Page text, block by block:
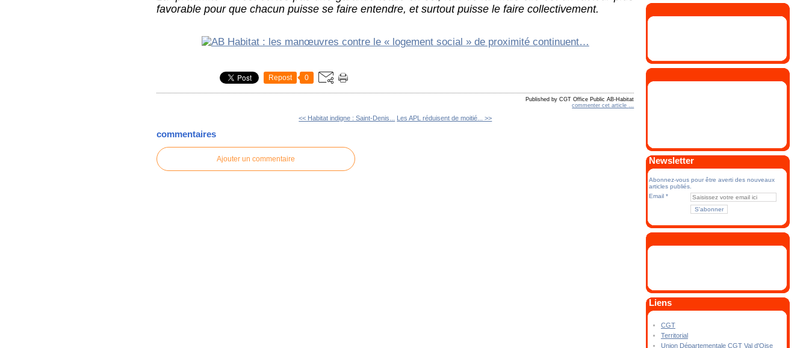
favorable pour que chacun puisse se faire entendre, et surtout puisse le faire collectivement.
Repost 0
Published by CGT Office Public AB-Habitat
commenter cet article
<< Habitat indigne : Saint-Denis... Les APL réduisent de moitié... >>
commentaires
Ajouter un commentaire Newsletter
Abonnez-vous pour être averti des nouveaux
articles publiés.
Email
Liens
CGT
Territorial
Union Départementale CGT Val d'Oise